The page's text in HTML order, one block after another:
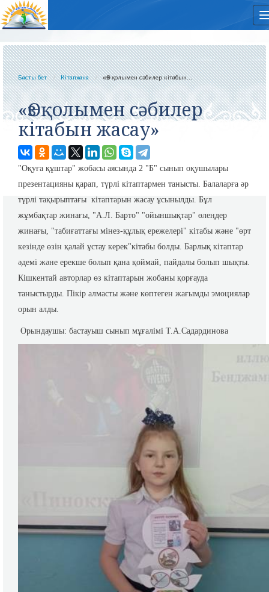
Басты бет Кітапхана «Өз қолымен сәбилер кітабын...
«Өз қолымен сәбилер
кітабын жасау»
"Оқуға құштар" жобасы аясында 2 "Б" сынып оқушылары
презентацияны қарап, түрлі кітаптармен танысты. Балаларға әр
түрлі тақырыптағы кітаптарын жасау ұсынылды. Бұл
жұмбақтар жинағы, "А.Л. Барто" "ойыншықтар" өлеңдер
жинағы, "табиғаттағы мінез-құлық ережелері" кітабы және "өрт
кезінде өзін қалай ұстау керек"кітабы болды. Барлық кітаптар
әдемі және ерекше болып қана қоймай, пайдалы болып шықты.
Кішкентай авторлар өз кітаптарын жобаны қорғауда
таныстырды. Пікір алмасты және көптеген жағымды эмоциялар
орын алды.
Орындаушы: бастауыш сынып мұғалімі Т.А.Садардинова